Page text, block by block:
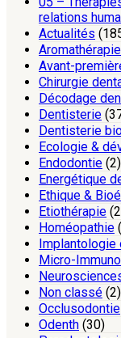
relations
Actualités
Aromathérapie
Avant-
Chirurgie
Décodage
Dentisterie
Dentisterie
Ecologie &
Endodontie (2)
Energétique
Ethique &
Etiothérapie
Homéopathie
Implantologie
Micro-
Non classé (2)
Occlusodontie
Odenth (30)